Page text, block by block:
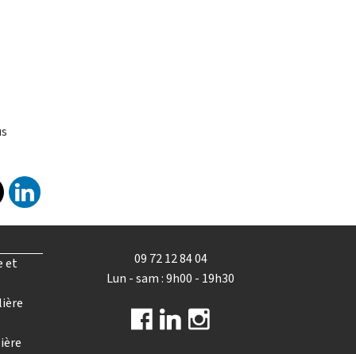
et
09 72 12 84 04
Lun - sam : 9h00 - 19h30